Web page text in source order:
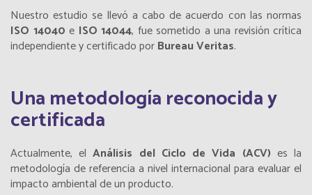
Nuestro estudio se llevó a cabo de acuerdo con las normas
ISO 14040 e ISO 14044, fue sometido a una revisión crítica
independiente y certificado porBureau Veritas.
Una metodología reconocida y
certificada
Actualmente, elAnálisis del Ciclo de Vida (ACV) es la
metodología de referencia a nivel internacional para evaluar el
impacto ambiental de un producto.